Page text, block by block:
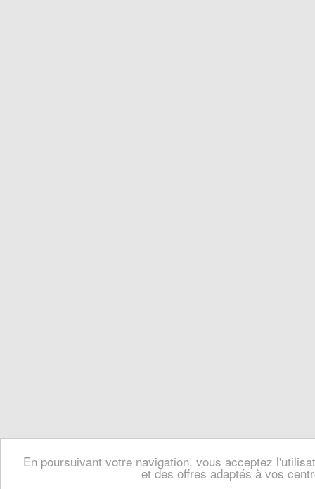
En poursuivant votre navigation, vous acceptez
et des offres adaptés à vos